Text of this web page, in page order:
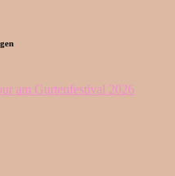
am Gurtenfestival 2026